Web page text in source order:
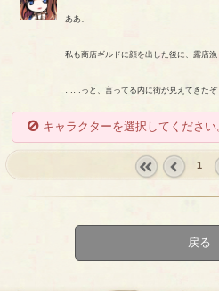
ああ。
私も商店ギルドに顔を出した後に、露店
……っと、言ってる内に街が見えてきたぞ
キャラクターを選択してください
1
戻る